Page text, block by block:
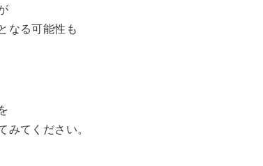
なる可能性も
てください。